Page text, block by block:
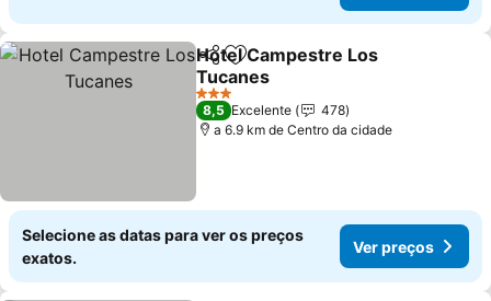
PartilharAdicionar aos favoritos
Hotel Campestre Los
Tucanes
Ver preços
3 Estrelas
8,5 Excelente
478
a 6.9 km de Centro da cidade
Selecione as datas para ver os preços
exatos.
Ver preços